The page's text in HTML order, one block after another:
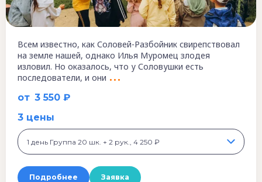
от 3 550 ₽
Всем известно, как Соловей-Разбойник свирепствовал
на земле нашей, однако Илья Муромец злодея
изловил. Но оказалось, что у Соловушки есть
последователи, и они
3 цены
1 день Группа 20 шк. + 2 рук., 4 250 ₽
Подробнее Заявка